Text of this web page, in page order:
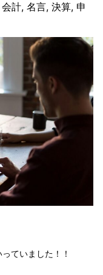
会計, 名言, 決算, 申
ていました！！